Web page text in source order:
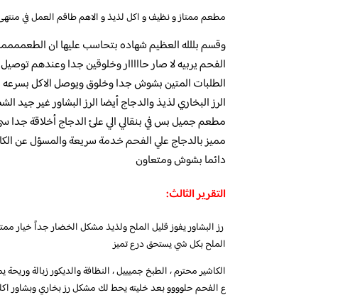
مطعم ممتاز و نظيف و اكل لذيذ و الاهم طاقم العمل في
وقسم بللله العظيم شهاده بتحاسب عليها ان
الفحم يربيه لا صار حااااار وخلوقين جدا وعندهم
الطلبات المتين بشوش جدا وخلوق ويوصل الاكل بسرعه
الرز البخاري لذيذ والدجاج أيضا الرز البشاور غير
مطعم جميل بس في بنقالي الي علئ الدجاج أخلاقة جدا
مميز بالدجاج علي الفحم خدمة سريعة والمسؤل عن
دائما بشوش ومتعاون
التقرير الثالث:
رز البشاور يفوز قليل الملح ولذيذ مشكل الخضار جداً خيار
الملح بكل شي يستحق درع تميز
الكاشير محترم ، الطبخ جميييل ، النظافة والديكور زبالة